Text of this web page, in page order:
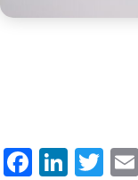
F
Li T